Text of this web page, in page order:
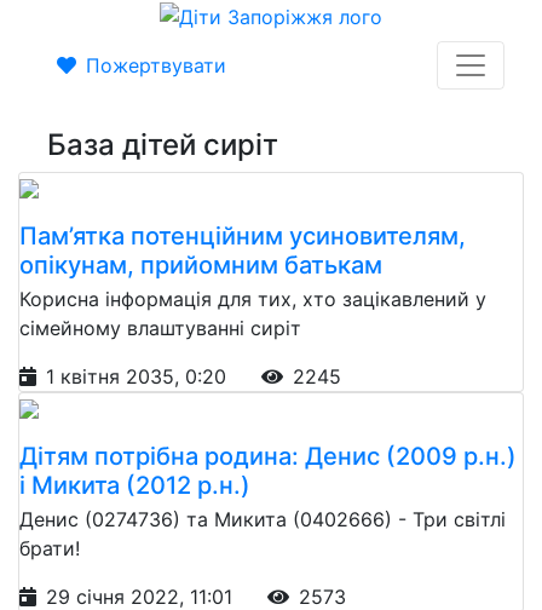
Пожертвувати
База дітей сиріт
Пам’ятка потенційним усиновителям,
опікунам, прийомним батькам
Корисна інформація для тих, хто зацікавлений у
сімейному влаштуванні сиріт
1 квітня 2035, 0:20
2245
Дітям потрібна родина: Денис (2009 р.н.)
і Микита (2012 р.н.)
Денис (0274736) та Микита (0402666) - Три світлі
брати!
29 січня 2022, 11:01
2573